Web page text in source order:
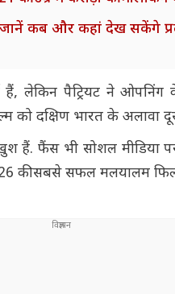
कब और कहां देख सकेंगे
पैट्रियट ने ओपनिंग
दक्षिण भारत के अलावा
फैंस भी सोशल मीडिया
की सबसे सफल मलयालम